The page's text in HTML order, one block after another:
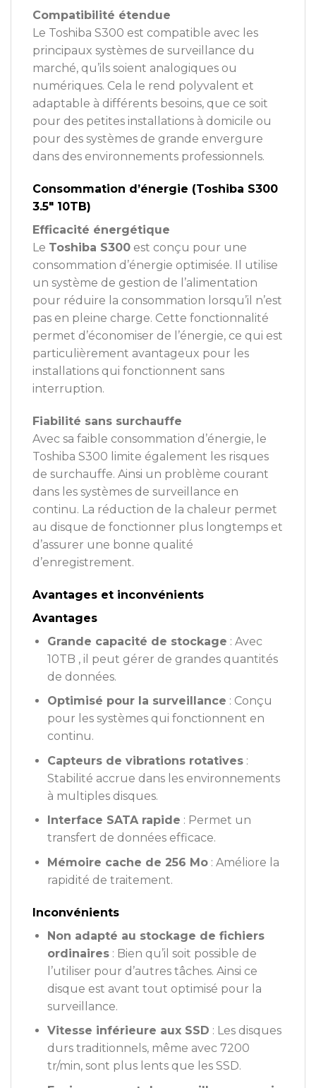
Compatibilité étendue
Le Toshiba S300 est compatible avec les
principaux systèmes de surveillance du
marché, qu’ils soient analogiques ou
numériques. Cela le rend polyvalent et
adaptable à différents besoins, que ce soit
pour des petites installations à domicile ou
pour des systèmes de grande envergure
dans des environnements professionnels.
Consommation d’énergie (Toshiba S300
3.5″ 10TB)
Efficacité énergétique
Le Toshiba S300 est conçu pour une
consommation d’énergie optimisée. Il utilise
un système de gestion de l’alimentation
pour réduire la consommation lorsqu’il n’est
pas en pleine charge. Cette fonctionnalité
permet d’économiser de l’énergie, ce qui est
particulièrement avantageux pour les
installations qui fonctionnent sans
interruption.
Fiabilité sans surchauffe
Avec sa faible consommation d’énergie, le
Toshiba S300 limite également les risques
de surchauffe. Ainsi un problème courant
dans les systèmes de surveillance en
continu. La réduction de la chaleur permet
au disque de fonctionner plus longtemps et
d’assurer une bonne qualité
d’enregistrement.
Avantages et inconvénients
Avantages
Grande capacité de stockage : Avec
10TB , il peut gérer de grandes quantités
de données.
Optimisé pour la surveillance : Conçu
pour les systèmes qui fonctionnent en
continu.
Capteurs de vibrations rotatives:
Stabilité accrue dans les environnements
à multiples disques.
Interface SATA rapide : Permet un
transfert de données efficace.
Mémoire cache de 256 Mo: Améliore la
rapidité de traitement.
Inconvénients
Non adapté au stockage de fichiers
ordinaires: Bien qu’il soit possible de
l’utiliser pour d’autres tâches. Ainsi ce
disque est avant tout optimisé pour la
surveillance.
Vitesse inférieure aux SSD : Les disques
durs traditionnels, même avec 7200
tr/min, sont plus lents que les SSD.